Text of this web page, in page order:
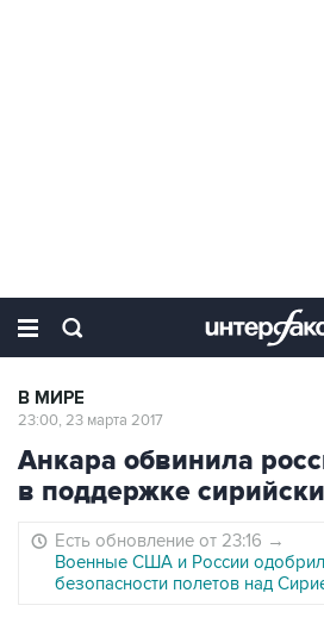
В МИРЕ
23:00, 23 марта 2017
Анкара обвинила
в поддержке
Есть обновление от 23:16 →
Военные США и России
безопасности полетов над